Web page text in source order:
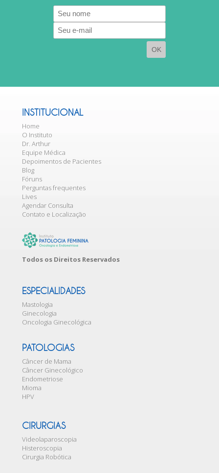
E-
mail
INSTITUCIONAL
Home
O Instituto
Dr. Arthur
Equipe Médica
Depoimentos de Pacientes
Blog
Fóruns
Perguntas frequentes
Lives
Agendar Consulta
Contato e Localização
Todos os Direitos Reservados
ESPECIALIDADES
Mastologia
Ginecologia
Oncologia Ginecológica
PATOLOGIAS
Câncer de Mama
Câncer Ginecológico
Endometriose
Mioma
HPV
CIRURGIAS
Videolaparoscopia
Histeroscopia
Cirurgia Robótica